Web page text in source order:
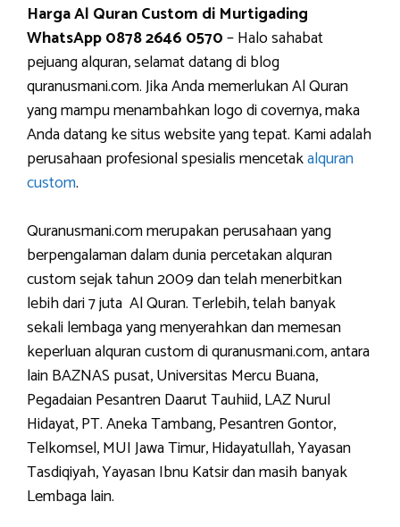
Harga Al Quran Custom di Murtigading
WhatsApp 0878 2646 0570– Halo sahabat
pejuang alquran, selamat datang di blog
quranusmani.com. Jika Anda memerlukan Al Quran
yang mampu menambahkan logo di covernya, maka
Anda datang ke situs website yang tepat. Kami adalah
perusahaan profesional spesialis mencetakalquran
custom.
Quranusmani.com merupakan perusahaan yang
berpengalaman dalam dunia percetakan alquran
custom sejak tahun 2009 dan telah menerbitkan
lebih dari 7 juta Al Quran. Terlebih, telah banyak
sekali lembaga yang menyerahkan dan memesan
keperluan alquran custom di quranusmani.com, antara
lain BAZNAS pusat, Universitas Mercu Buana,
Pegadaian Pesantren Daarut Tauhiid, LAZ Nurul
Hidayat, PT. Aneka Tambang, Pesantren Gontor,
Telkomsel, MUI Jawa Timur, Hidayatullah, Yayasan
Tasdiqiyah, Yayasan Ibnu Katsir dan masih banyak
Lembaga lain.